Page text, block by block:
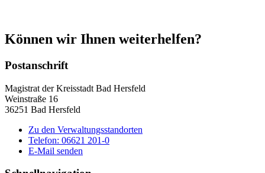
Können wir Ihnen weiterhelfen?
Postanschrift
Magistrat der Kreisstadt Bad Hersfeld
Weinstraße 16
36251 Bad Hersfeld
Zu den Verwaltungsstandorten
Telefon: 06621 201-0
E-Mail senden